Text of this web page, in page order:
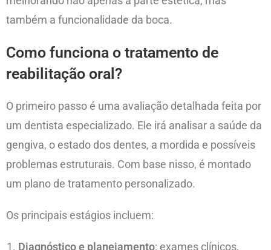
também a funcionalidade da boca.
Como funciona o tratamento de
reabilitação oral?
O primeiro passo é uma avaliação detalhada feita por
um dentista especializado. Ele irá analisar a saúde da
gengiva, o estado dos dentes, a mordida e possíveis
problemas estruturais. Com base nisso, é montado
um plano de tratamento personalizado.
Os principais estágios incluem:
Diagnóstico e planejamento: exames clínicos,